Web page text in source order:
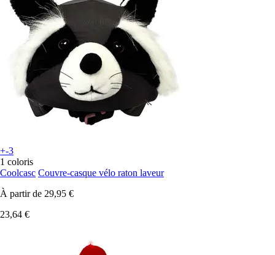
+-3
1 coloris
Coolcasc Couvre-casque vélo raton laveur
À partir de 29,95 €
23,64 €